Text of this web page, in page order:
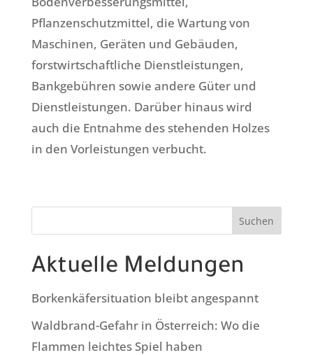
Pflanzenschutzmittel, die Wartung von
Maschinen, Geräten und Gebäuden,
forstwirtschaftliche Dienstleistungen,
Bankgebühren sowie andere Güter und
Dienstleistungen. Darüber hinaus wird
auch die Entnahme des stehenden Holzes
in den Vorleistungen verbucht.
Suchen
Aktuelle Meldungen
Borkenkäfersituation bleibt angespannt
Waldbrand-Gefahr in Österreich: Wo die
Flammen leichtes Spiel haben